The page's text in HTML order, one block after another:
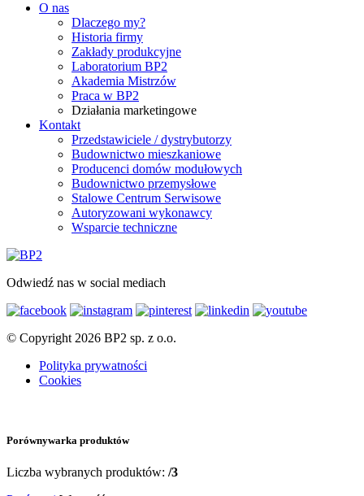
O nas
Dlaczego my?
Historia firmy
Zakłady produkcyjne
Laboratorium BP2
Akademia Mistrzów
Praca w BP2
Działania marketingowe
Kontakt
Przedstawiciele / dystrybutorzy
Budownictwo mieszkaniowe
Producenci domów modułowych
Budownictwo przemysłowe
Stalowe Centrum Serwisowe
Autoryzowani wykonawcy
Wsparcie techniczne
Odwiedź nas w social mediach
© Copyright 2026 BP2 sp. z o.o.
Polityka prywatności
Cookies
Porównywarka produktów
Liczba wybranych produktów: /3